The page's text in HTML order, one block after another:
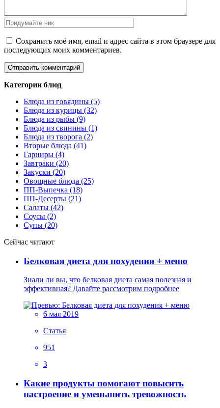
Сохранить моё имя, email и адрес сайта в этом браузере для
последующих моих комментариев.
Категории блюд
Блюда из говядины (5)
Блюда из курицы (32)
Блюда из рыбы (9)
Блюда из свинины (1)
Блюда из творога (2)
Вторые блюда (41)
Гарниры (4)
Завтраки (20)
Закуски (20)
Овощные блюда (25)
ПП-Выпечка (18)
ПП-Десерты (21)
Салаты (42)
Соусы (2)
Супы (20)
Сейчас читают
Белковая диета для похудения + меню
Знали ли вы, что белковая диета самая полезная и
эффективная? Давайте рассмотрим подробнее
6 мая 2019
Статья
951
3
Какие продукты помогают повысить
настроение и уменьшить тревожность